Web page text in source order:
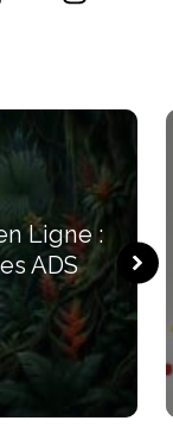
Ligne :
ADS